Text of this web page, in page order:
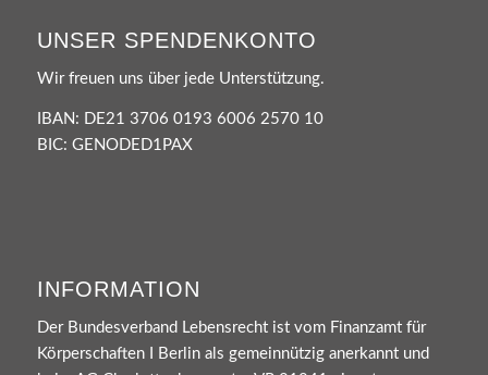
UNSER SPENDENKONTO
Wir freuen uns über jede Unterstützung.
IBAN: DE21 3706 0193 6006 2570 10
BIC: GENODED1PAX
INFORMATION
Der Bundesverband Lebensrecht ist vom Finanzamt für
Körperschaften I Berlin als gemeinnützig anerkannt und